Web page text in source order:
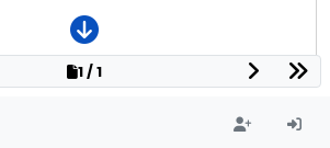
1 / 1